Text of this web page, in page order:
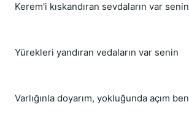
Kerem'i kıskandıran sevdaların var senin
Yürekleri yandıran vedaların var senin
Varlığınla doyarım, yokluğunda açım ben